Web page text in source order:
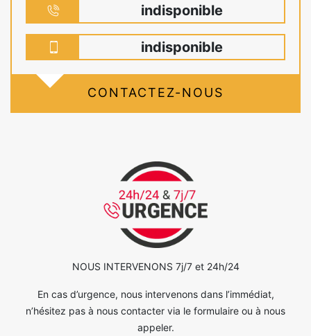
indisponible
indisponible
CONTACTEZ-NOUS
NOUS INTERVENONS 7j/7 et 24h/24
En cas d’urgence, nous intervenons dans l’immédiat,
n’hésitez pas à nous contacter via le formulaire ou à nous
appeler.